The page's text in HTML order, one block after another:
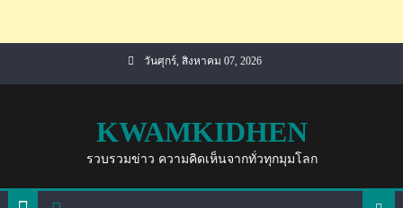
วันศุกร์, สิงหาคม 07, 2026
KWAMKIDHEN
รวบรวมข่าว ความคิดเห็นจากทั่วทุกมุมโลก